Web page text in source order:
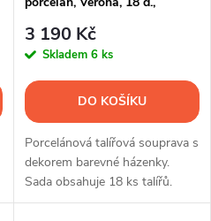
3 190 Kč
Skladem 6 ks
DO KOŠÍKU
Porcelánová talířová souprava s
dekorem barevné házenky.
Sada obsahuje 18 ks talířů.